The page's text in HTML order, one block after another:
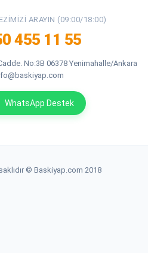
ARAYIN (09:00/18:00)
455 11 55
No:3B 06378 Yenimahalle/Ankara
WhatsApp Destek
© Baskiyap.com 2018